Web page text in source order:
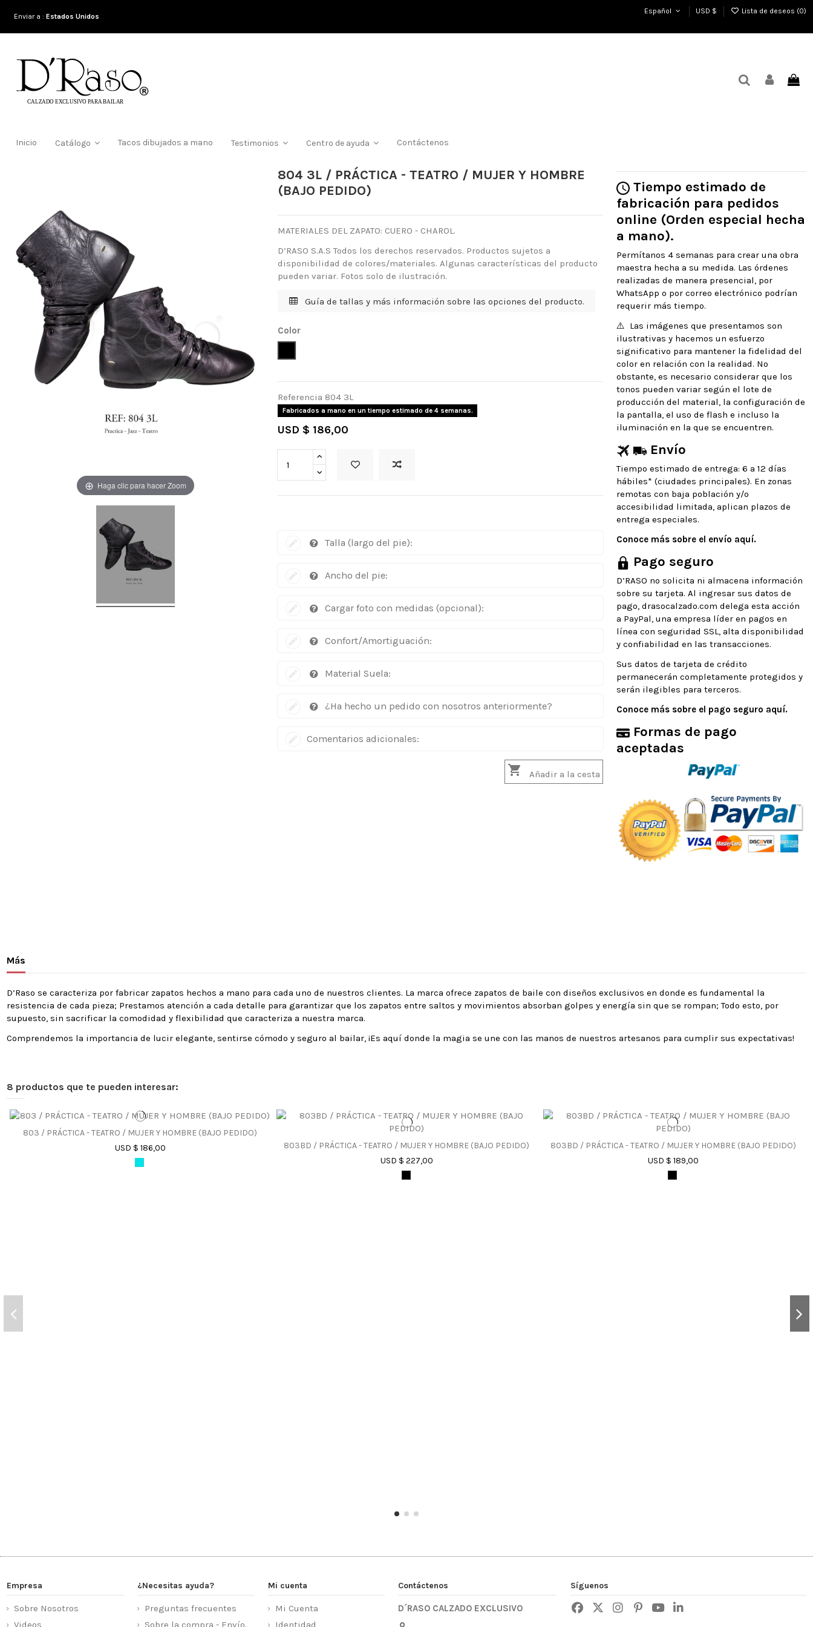
Enviar a :Estados Unidos
Español USD $ Lista de deseos (0)
Inicio Catálogo Tacos dibujados a mano Testimonios Centro de ayuda Contáctenos
Haga clic para hacer Zoom
804 3L / PRÁCTICA - TEATRO / MUJER Y HOMBRE
(BAJO PEDIDO)
MATERIALES DEL ZAPATO: CUERO - CHAROL.
D’RASO S.A.S Todos los derechos reservados. Productos sujetos a
disponibilidad de colores/materiales. Algunas características del producto
pueden variar. Fotos solo de ilustración.
Guía de tallas y más información sobre las opciones del producto.
Color
Referencia 804 3L
Fabricados a mano en un tiempo estimado de 4 semanas.
USD $ 186,00
Talla (largo del pie):
Ancho del pie:
Cargar foto con medidas (opcional):
Confort/Amortiguación:
Material Suela:
¿Ha hecho un pedido con nosotros anteriormente?
Comentarios adicionales:
 Añadir a la cesta
Tiempo estimado de
fabricación para pedidos
online (Orden especial hecha
a mano).
Permítanos 4 semanas para crear una obra
maestra hecha a su medida. Las órdenes
realizadas de manera presencial, por
WhatsApp o por correo electrónico podrían
requerir más tiempo.
⚠️ Las imágenes que presentamos son
ilustrativas y hacemos un esfuerzo
significativo para mantener la fidelidad del
color en relación con la realidad. No
obstante, es necesario considerar que los
tonos pueden variar según el lote de
producción del material, la configuración de
la pantalla, el uso de flash e incluso la
iluminación en la que se encuentren.
Envío
Tiempo estimado de entrega: 6 a 12 días
hábiles* (ciudades principales). En zonas
remotas con baja población y/o
accesibilidad limitada, aplican plazos de
entrega especiales.
Conoce más sobre el envío aquí.
Pago seguro
D’RASO no solicita ni almacena información
sobre su tarjeta. Al ingresar sus datos de
pago, drasocalzado.com delega esta acción
a PayPal, una empresa líder en pagos en
línea con seguridad SSL, alta disponibilidad
y confiabilidad en las transacciones.
Sus datos de tarjeta de crédito
permanecerán completamente protegidos y
serán ilegibles para terceros.
Conoce más sobre el pago seguro aquí.
Formas de pago
aceptadas
Más
D’Raso se caracteriza por fabricar zapatos hechos a mano para cada uno de nuestros clientes. La marca ofrece zapatos de baile con diseños exclusivos en donde es fundamental la
resistencia de cada pieza; Prestamos atención a cada detalle para garantizar que los zapatos entre saltos y movimientos absorban golpes y energía sin que se rompan; Todo esto, por
supuesto, sin sacrificar la comodidad y flexibilidad que caracteriza a nuestra marca.
Comprendemos la importancia de lucir elegante, sentirse cómodo y seguro al bailar, ¡Es aquí donde la magia se une con las manos de nuestros artesanos para cumplir sus expectativas!
8 productos que te pueden interesar:
803 / PRÁCTICA - TEATRO / MUJER Y HOMBRE (BAJO PEDIDO)
USD $ 186,00
803BD / PRÁCTICA - TEATRO / MUJER Y HOMBRE (BAJO PEDIDO)
USD $ 227,00
803BD / PRÁCTICA - TEATRO / MUJER Y HOMBRE (BAJO PEDIDO)
USD $ 189,00
Empresa
Sobre Nosotros
¿Necesitas ayuda?
Preguntas frecuentes
Mi cuenta
Mi Cuenta
Contáctenos
D´RASO CALZADO EXCLUSIVO
Síguenos